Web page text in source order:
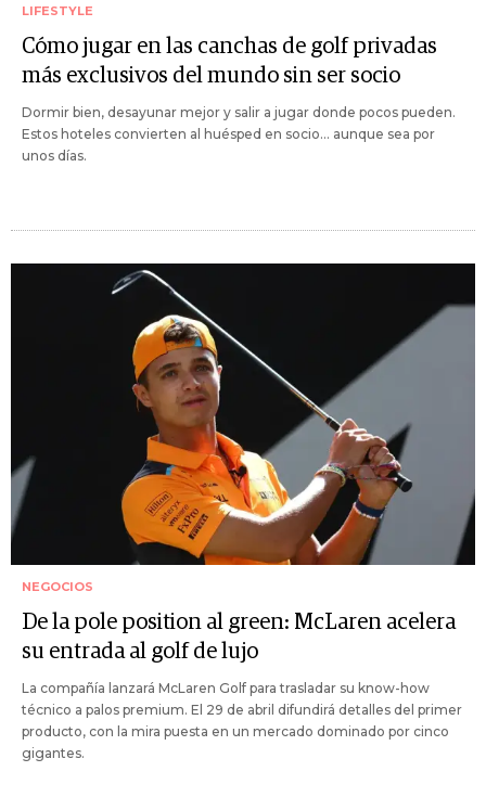
LIFESTYLE
Cómo jugar en las canchas de golf privadas
más exclusivos del mundo sin ser socio
Dormir bien, desayunar mejor y salir a jugar donde pocos pueden.
Estos hoteles convierten al huésped en socio... aunque sea por
unos días.
NEGOCIOS
De la pole position al green: McLaren acelera
su entrada al golf de lujo
La compañía lanzará McLaren Golf para trasladar su know-how
técnico a palos premium. El 29 de abril difundirá detalles del primer
producto, con la mira puesta en un mercado dominado por cinco
gigantes.